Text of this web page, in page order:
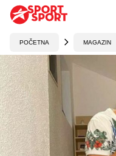
POČETNA MAGAZIN